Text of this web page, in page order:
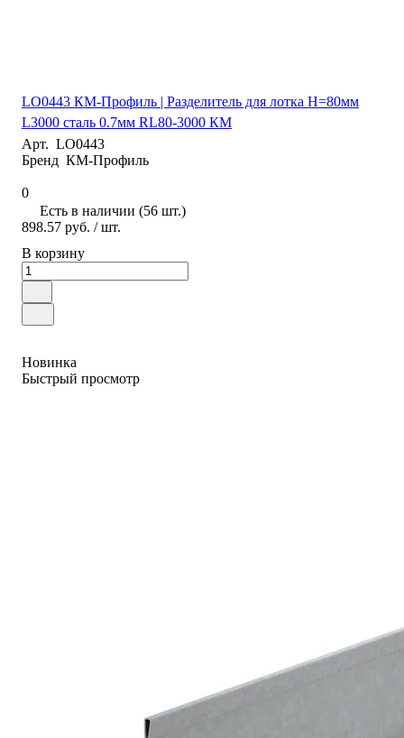
LO0443 КМ-Профиль | Разделитель для лотка H=80мм
L3000 сталь 0.7мм RL80-3000 КМ
Арт. LO0443
Бренд КМ-Профиль
0
Есть в наличии (56 шт.)
898.57 руб. / шт.
В корзину
Новинка
Быстрый просмотр